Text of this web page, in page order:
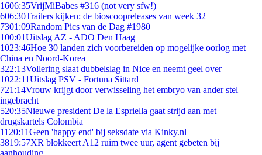
1606:35VrijMiBabes #316 (not very sfw!)
606:30Trailers kijken: de bioscoopreleases van week 32
7301:09Random Pics van de Dag #1980
100:01Uitslag AZ - ADO Den Haag
1023:46Hoe 30 landen zich voorbereiden op mogelijke oorlog met
China en Noord-Korea
322:13Vollering slaat dubbelslag in Nice en neemt geel over
1022:11Uitslag PSV - Fortuna Sittard
721:14Vrouw krijgt door verwisseling het embryo van ander stel
ingebracht
520:35Nieuwe president De la Espriella gaat strijd aan met
drugskartels Colombia
11 20:11Geen 'happy end' bij seksdate via Kinky.nl
3819:57XR blokkeert A12 ruim twee uur, agent gebeten bij
aanhouding